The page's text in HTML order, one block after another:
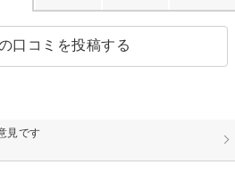
口コミを投稿する
見です